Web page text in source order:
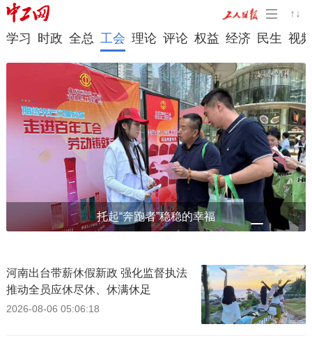
学习 时政 全总 工会 理论 评论 权益 经济 民生 视
托起“奔跑者”稳稳的幸福
河南出台带薪休假新政 强化监督执法
推动全员应休尽休、休满休足
2026-08-06 05:06:18